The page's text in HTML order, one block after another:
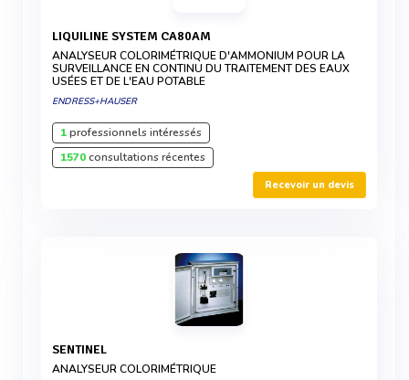
LIQUILINE SYSTEM CA80AM
ANALYSEUR COLORIMÉTRIQUE D'AMMONIUM POUR LA
SURVEILLANCE EN CONTINU DU TRAITEMENT DES EAUX
USÉES ET DE L'EAU POTABLE
ENDRESS+HAUSER
1professionnels intéressés
1570consultations récentes
Recevoir un devis
SENTINEL
ANALYSEUR COLORIMÉTRIQUE